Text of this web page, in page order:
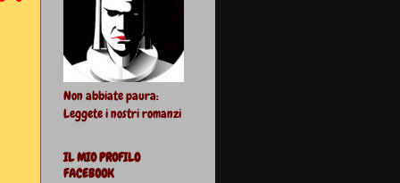
Non abbiate paura:
Leggete i nostri romanzi
IL MIO PROFILO
FACEBOOK